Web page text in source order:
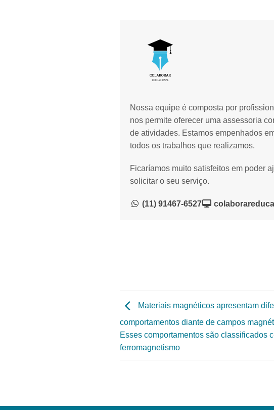
Nossa equipe é composta por
nos permite oferecer uma assessoria
de atividades. Estamos empenhados
todos os trabalhos que realizamos.
Ficaríamos muito satisfeitos em poder
solicitar o seu serviço.
(11) 91467-6527
Materiais magnéticos apresentam
comportamentos diante de campos
Esses comportamentos são classificados
ferromagnetismo